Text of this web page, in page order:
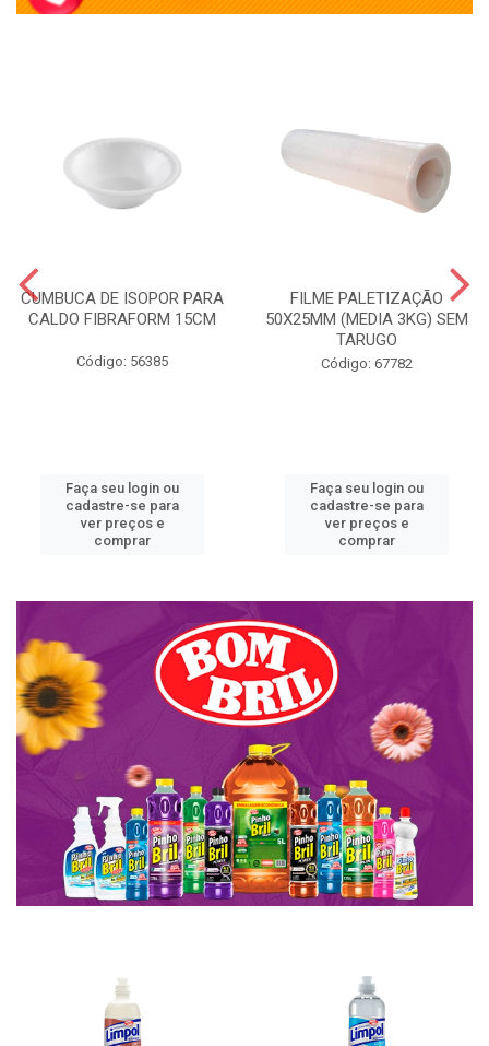
CUMBUCA DE ISOPOR PARA
CALDO FIBRAFORM 15CM
Código: 56385
Faça seu login ou
cadastre-se para
ver preços e
comprar
FILME PALETIZAÇÃO
50X25MM (MEDIA 3KG) SEM
TARUGO
Código: 67782
Faça seu login ou
cadastre-se para
ver preços e
comprar